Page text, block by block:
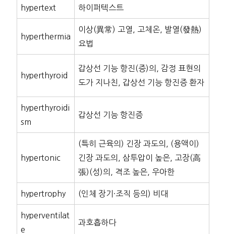
hypertext 하이퍼텍스트
hyperthermia
이상(異常) 고열, 고체온, 발열(發熱)
요법
hyperthyroid
갑상선 기능 항진(증)의, 감정 표현의
도가 지나친, 갑상선 기능 항진증 환자
hyperthyroidi
sm
갑상선 기능 항진증
hypertonic
(특히 근육의) 긴장 과도의, (용액이)
긴장 과도의, 삼투압이 높은, 고장(高
張)(성)의, 격조 높은, 우아한
hypertrophy (인체 장기·조직 등의) 비대
hyperventilat
e
과호흡하다